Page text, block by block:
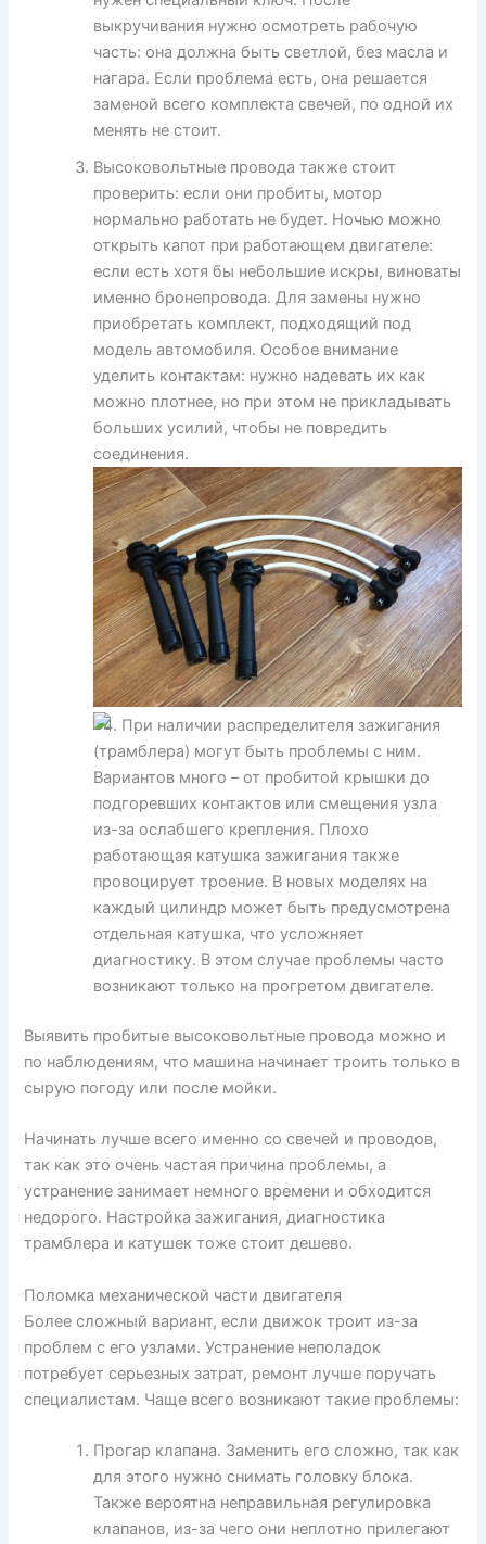
выкручивания нужно осмотреть рабочую
часть: она должна быть светлой, без масла и
нагара. Если проблема есть, она решается
заменой всего комплекта свечей, по одной их
менять не стоит.
Высоковольтные провода также стоит
проверить: если они пробиты, мотор
нормально работать не будет. Ночью можно
открыть капот при работающем двигателе:
если есть хотя бы небольшие искры, виноваты
именно бронепровода. Для замены нужно
приобретать комплект, подходящий под
модель автомобиля. Особое внимание
уделить контактам: нужно надевать их как
можно плотнее, но при этом не прикладывать
больших усилий, чтобы не повредить
соединения.
При наличии распределителя зажигания
(трамблера) могут быть проблемы с ним.
Вариантов много – от пробитой крышки до
подгоревших контактов или смещения узла
из-за ослабшего крепления. Плохо
работающая катушка зажигания также
провоцирует троение. В новых моделях на
каждый цилиндр может быть предусмотрена
отдельная катушка, что усложняет
диагностику. В этом случае проблемы часто
возникают только на прогретом двигателе.
Выявить пробитые высоковольтные провода можно и
по наблюдениям, что машина начинает троить только в
сырую погоду или после мойки.
Начинать лучше всего именно со свечей и проводов,
так как это очень частая причина проблемы, а
устранение занимает немного времени и обходится
недорого. Настройка зажигания, диагностика
трамблера и катушек тоже стоит дешево.
Поломка механической части двигателя
Более сложный вариант, если движок троит из-за
проблем с его узлами. Устранение неполадок
потребует серьезных затрат, ремонт лучше поручать
специалистам. Чаще всего возникают такие проблемы:
Прогар клапана. Заменить его сложно, так как
для этого нужно снимать головку блока.
Также вероятна неправильная регулировка
клапанов, из-за чего они неплотно прилегают